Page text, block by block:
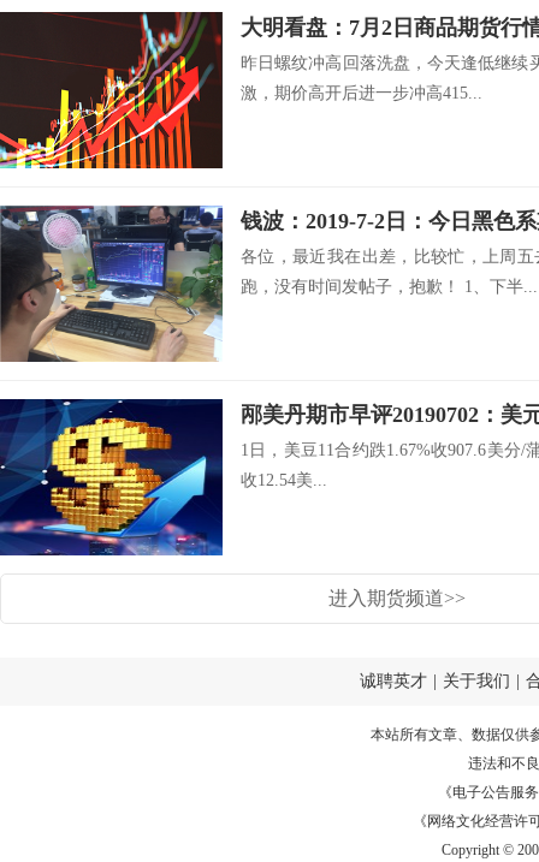
大明看盘：7月2日商品期货行
昨日螺纹冲高回落洗盘，今天逢低继续
激，期价高开后进一步冲高415...
钱波：2019-7-2日：今日黑色
各位，最近我在出差，比较忙，上周
跑，没有时间发帖子，抱歉！ 1、下半...
邴美丹期市早评20190702：美
1日，美豆11合约跌1.67%收907.6美分/
收12.54美...
进入期货频道>>
诚聘英才 关于我们
本站所有文章、数据仅供
违法和不
《电子公告服务
《网络文化经营许
Copyright ©